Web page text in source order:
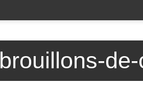
brouillons-